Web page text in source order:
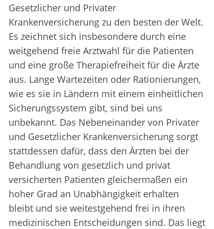
Gesetzlicher und Privater
Krankenversicherung zu den besten der Welt.
Es zeichnet sich insbesondere durch eine
weitgehend freie Arztwahl für die Patienten
und eine große Therapiefreiheit für die Ärzte
aus. Lange Wartezeiten oder Rationierungen,
wie es sie in Ländern mit einem einheitlichen
Sicherungssystem gibt, sind bei uns
unbekannt. Das Nebeneinander von Privater
und Gesetzlicher Krankenversicherung sorgt
stattdessen dafür, dass den Ärzten bei der
Behandlung von gesetzlich und privat
versicherten Patienten gleichermaßen ein
hoher Grad an Unabhängigkeit erhalten
bleibt und sie weitestgehend frei in ihren
medizinischen Entscheidungen sind. Das liegt